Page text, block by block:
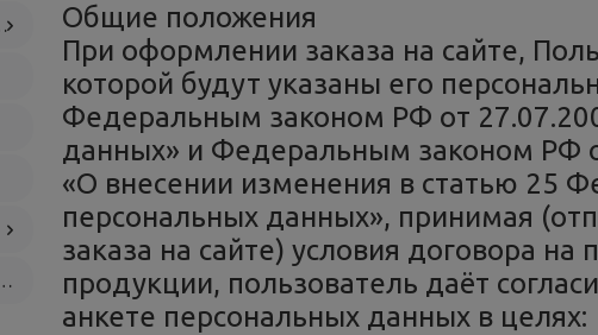
Общие положения
При оформлении заказа на сайте,
которой будут указаны его
Федеральным законом РФ от
данных» и Федеральным законом РФ
«О внесении изменения в статью 25
персональных данных», принимая
заказа на сайте) условия договора на
продукции, пользователь даёт
анкете персональных данных в целях: